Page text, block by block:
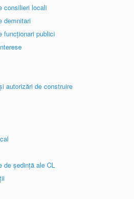
consilieri locali
demnitari
funcționari publici
autorizări de construire
de ședință ale CL